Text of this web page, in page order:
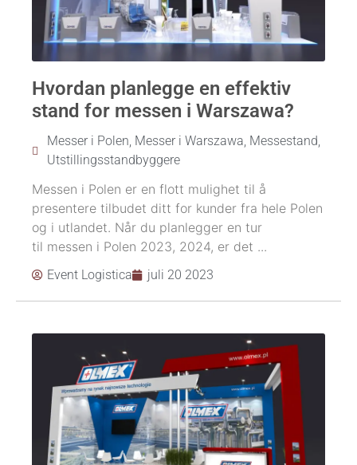
Hvordan planlegge en effektiv
stand for messen i Warszawa?
Messer i Polen, Messer i Warszawa, Messestand,
Utstillingsstandbyggere
Messen i Polen er en flott mulighet til å
presentere tilbudet ditt for kunder fra hele Polen
og i utlandet. Når du planlegger en tur
til messen i Polen 2023, 2024, er det ...
Event Logistica juli 20 2023